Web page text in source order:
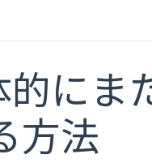
にま
方法